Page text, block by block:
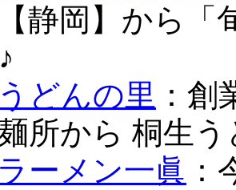
静岡】から「
どんの里 ：
所から 桐生
ーメン一眞